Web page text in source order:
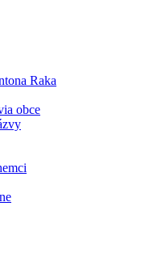
Raka
obce